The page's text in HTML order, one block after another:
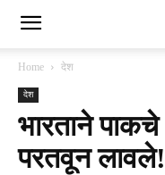
Home देश
देश
भारताने
परतवून लावले!